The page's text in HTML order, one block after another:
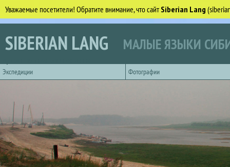
Уважаемые посетители! Обратите внимание, что сайтSiberian Lang
Перейти к основному содержанию
SIBERIAN LANG МАЛЫЕ ЯЗЫКИ
Экспедиции
Фотографии